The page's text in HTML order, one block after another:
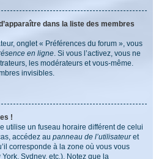
dans la liste des membres
onglet « Préférences du forum », vous
en ligne . Si vous l’activez, vous ne
les modérateurs et vous-même.
invisibles.
!
utilise un fuseau horaire différent de celui
accédez au panneau de l’utilisateuret
corresponde à la zone où vous vous
Sydney, etc.). Notez que la